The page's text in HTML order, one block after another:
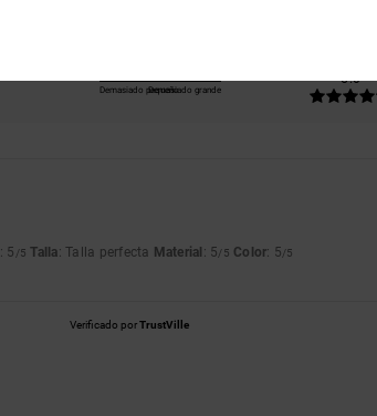
Demasiado pequeñoDemasiado grande
5.0
: 5 /5 Talla: Talla perfecta Material : 5/5 Color: 5/5
Verificado porTrustVille